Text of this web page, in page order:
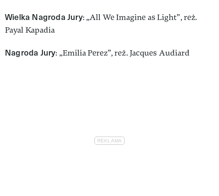
Wielka Nagroda Jury: „All We Imagine as Light”, reż.
Payal Kapadia
Nagroda Jury: „Emilia Perez”, reż. Jacques Audiard